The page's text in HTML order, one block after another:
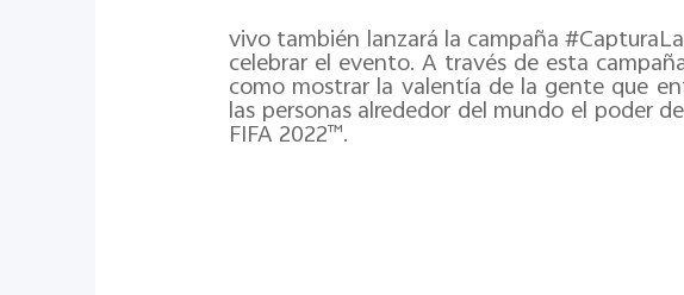
vivo también lanzará la campaña
celebrar el evento. A través de esta
como mostrar la valentía de la gente que
las personas alrededor del mundo el poder
FIFA 2022™.